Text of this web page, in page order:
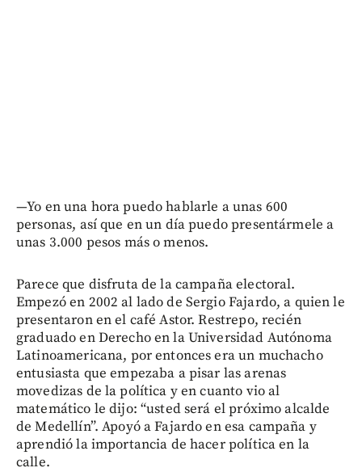
—Yo en una hora puedo hablarle a unas 600
personas, así que en un día puedo presentármele a
unas 3.000 pesos más o menos.
Parece que disfruta de la campaña electoral.
Empezó en 2002 al lado de Sergio Fajardo, a quien le
presentaron en el café Astor. Restrepo, recién
graduado en Derecho en la Universidad Autónoma
Latinoamericana, por entonces era un muchacho
entusiasta que empezaba a pisar las arenas
movedizas de la política y en cuanto vio al
matemático le dijo: “usted será el próximo alcalde
de Medellín”. Apoyó a Fajardo en esa campaña y
aprendió la importancia de hacer política en la
calle.